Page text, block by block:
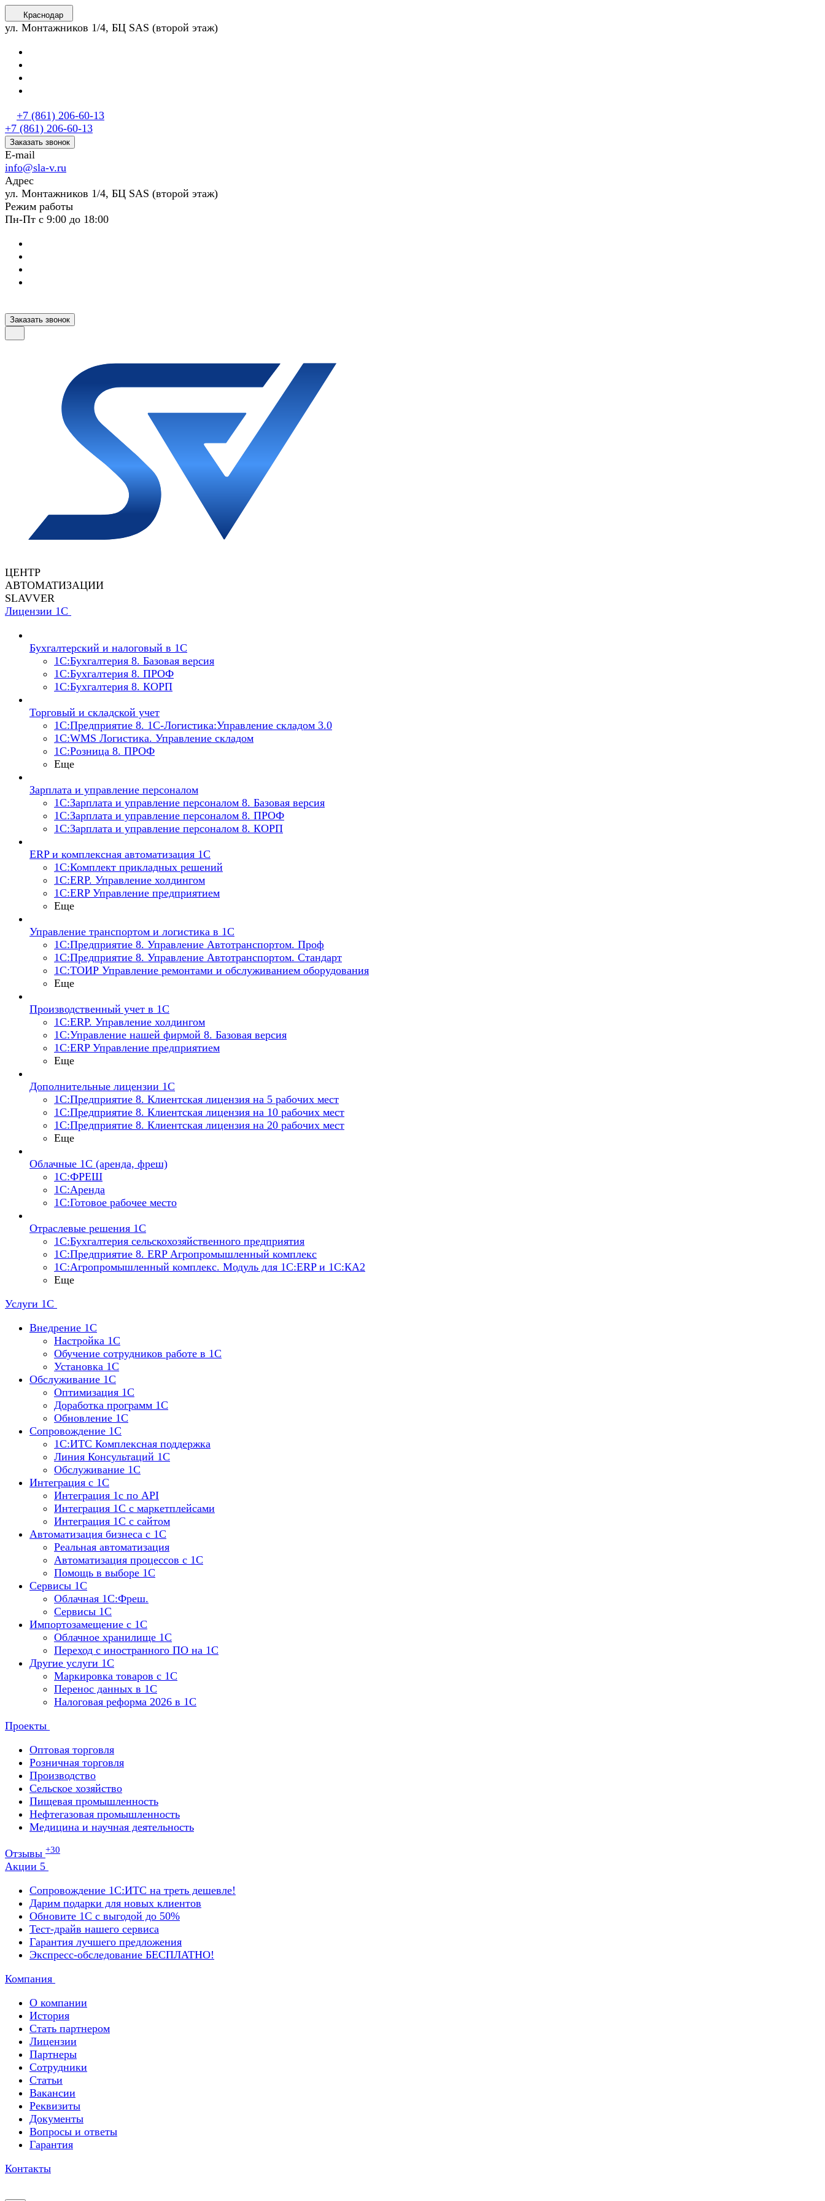
Краснодар
ул. Монтажников 1/4, БЦ SAS (второй этаж)
+7 (861) 206-60-13
+7 (861) 206-60-13
Заказать звонок
E-mail
info@sla-v.ru
Адрес
ул. Монтажников 1/4, БЦ SAS (второй этаж)
Режим работы
Пн-Пт с 9:00 до 18:00
Заказать звонок
ЦЕНТР
АВТОМАТИЗАЦИИ
SLAVVER
Лицензии 1С
Бухгалтерский и налоговый в 1С
1C:Бухгалтерия 8. Базовая версия
1C:Бухгалтерия 8. ПРОФ
1C:Бухгалтерия 8. КОРП
Торговый и складской учет
1С:Предприятие 8. 1С-Логистика:Управление складом 3.0
1С:WMS Логистика. Управление складом
1С:Розница 8. ПРОФ
Еще
Зарплата и управление персоналом
1С:Зарплата и управление персоналом 8. Базовая версия
1С:Зарплата и управление персоналом 8. ПРОФ
1С:Зарплата и управление персоналом 8. КОРП
ERP и комплексная автоматизация 1С
1С:Комплект прикладных решений
1С:ERP. Управление холдингом
1С:ERP Управление предприятием
Еще
Управление транспортом и логистика в 1С
1С:Предприятие 8. Управление Автотранспортом. Проф
1С:Предприятие 8. Управление Автотранспортом. Стандарт
1С:ТОИР Управление ремонтами и обслуживанием оборудования
Еще
Производственный учет в 1С
1С:ERP. Управление холдингом
1С:Управление нашей фирмой 8. Базовая версия
1С:ERP Управление предприятием
Еще
Дополнительные лицензии 1С
1С:Предприятие 8. Клиентская лицензия на 5 рабочих мест
1С:Предприятие 8. Клиентская лицензия на 10 рабочих мест
1С:Предприятие 8. Клиентская лицензия на 20 рабочих мест
Еще
Облачные 1С (аренда, фреш)
1С:ФРЕШ
1С:Аренда
1С:Готовое рабочее место
Отраслевые решения 1С
1С:Бухгалтерия сельскохозяйственного предприятия
1С:Предприятие 8. ERP Агропромышленный комплекс
1С:Агропромышленный комплекс. Модуль для 1С:ERP и 1С:КА2
Еще
Услуги 1С
Внедрение 1С
Настройка 1C
Обучение сотрудников работе в 1С
Установка 1C
Обслуживание 1С
Оптимизация 1С
Доработка программ 1С
Обновление 1С
Сопровождение 1С
1C:ИТС Комплексная поддержка
Линия Консультаций 1С
Обслуживание 1С
Интеграция с 1С
Интеграция 1с по API
Интеграция 1С с маркетплейсами
Интеграция 1С с сайтом
Автоматизация бизнеса с 1С
Реальная автоматизация
Автоматизация процессов с 1С
Помощь в выборе 1С
Сервисы 1С
Облачная 1С:Фреш.
Сервисы 1С
Импортозамещение с 1С
Облачное хранилище 1С
Переход с иностранного ПО на 1С
Другие услуги 1С
Маркировка товаров с 1С
Перенос данных в 1С
Налоговая реформа 2026 в 1С
Проекты
Оптовая торговля
Розничная торговля
Производство
Сельское хозяйство
Пищевая промышленность
Нефтегазовая промышленность
Медицина и научная деятельность
Отзывы +30
Акции 5
Сопровождение 1С:ИТС на треть дешевле!
Дарим подарки для новых клиентов
Обновите 1С с выгодой до 50%
Тест-драйв нашего сервиса
Гарантия лучшего предложения
Экспресс-обследование БЕСПЛАТНО!
Компания
О компании
История
Стать партнером
Лицензии
Партнеры
Сотрудники
Статьи
Вакансии
Реквизиты
Документы
Вопросы и ответы
Гарантия
Контакты